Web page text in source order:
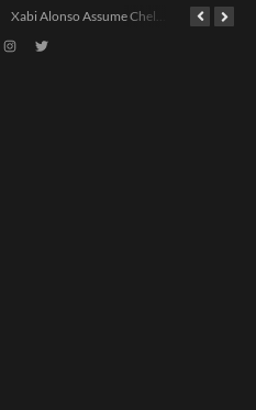
Xabi Alonso Assume Chelsea: Nova Estratégia Gerencial e Contrato Até 2030